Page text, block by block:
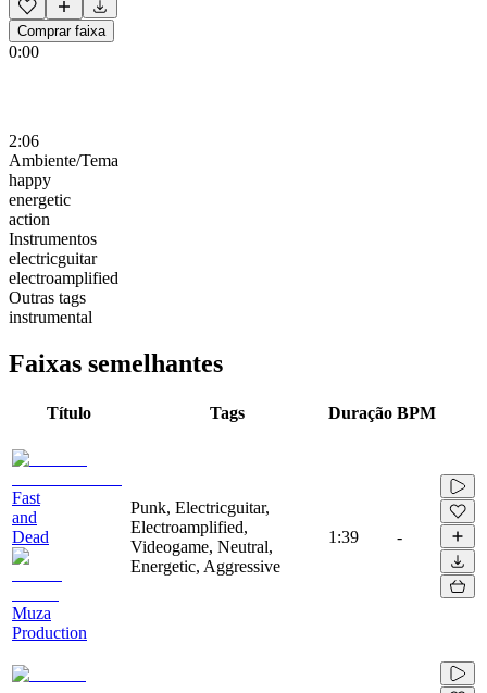
Comprar faixa
0:00
2:06
Ambiente/Tema
happy
energetic
action
Instrumentos
electricguitar
electroamplified
Outras tags
instrumental
Faixas semelhantes
Título Tags Duração BPM
Fast
and
Dead
Muza
Production
Punk, Electricguitar,
Electroamplified,
Videogame, Neutral,
Energetic, Aggressive
1:39 -